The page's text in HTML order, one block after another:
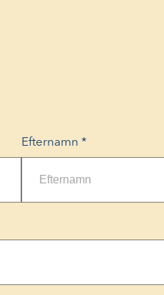
Efternamn *